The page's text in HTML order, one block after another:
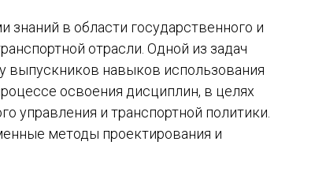
знаний в области государственного и
отрасли. Одной из задач
выпускников навыков использования
освоения дисциплин, в целях
управления и транспортной политики.
методы проектирования и